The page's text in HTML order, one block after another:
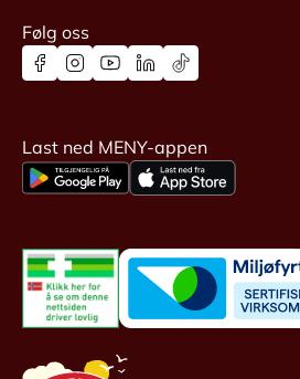
Følg oss
Last ned MENY-appen